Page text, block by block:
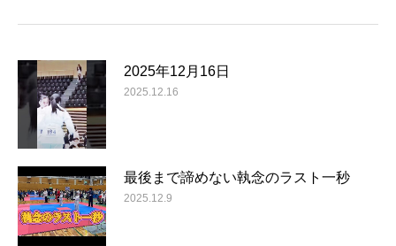
2025年12月16日
2025.12.16
最後まで諦めない執念のラスト一秒
2025.12.9